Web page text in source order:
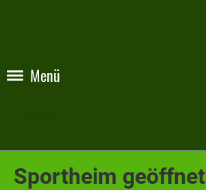
Menü
Sportheim geöffnet